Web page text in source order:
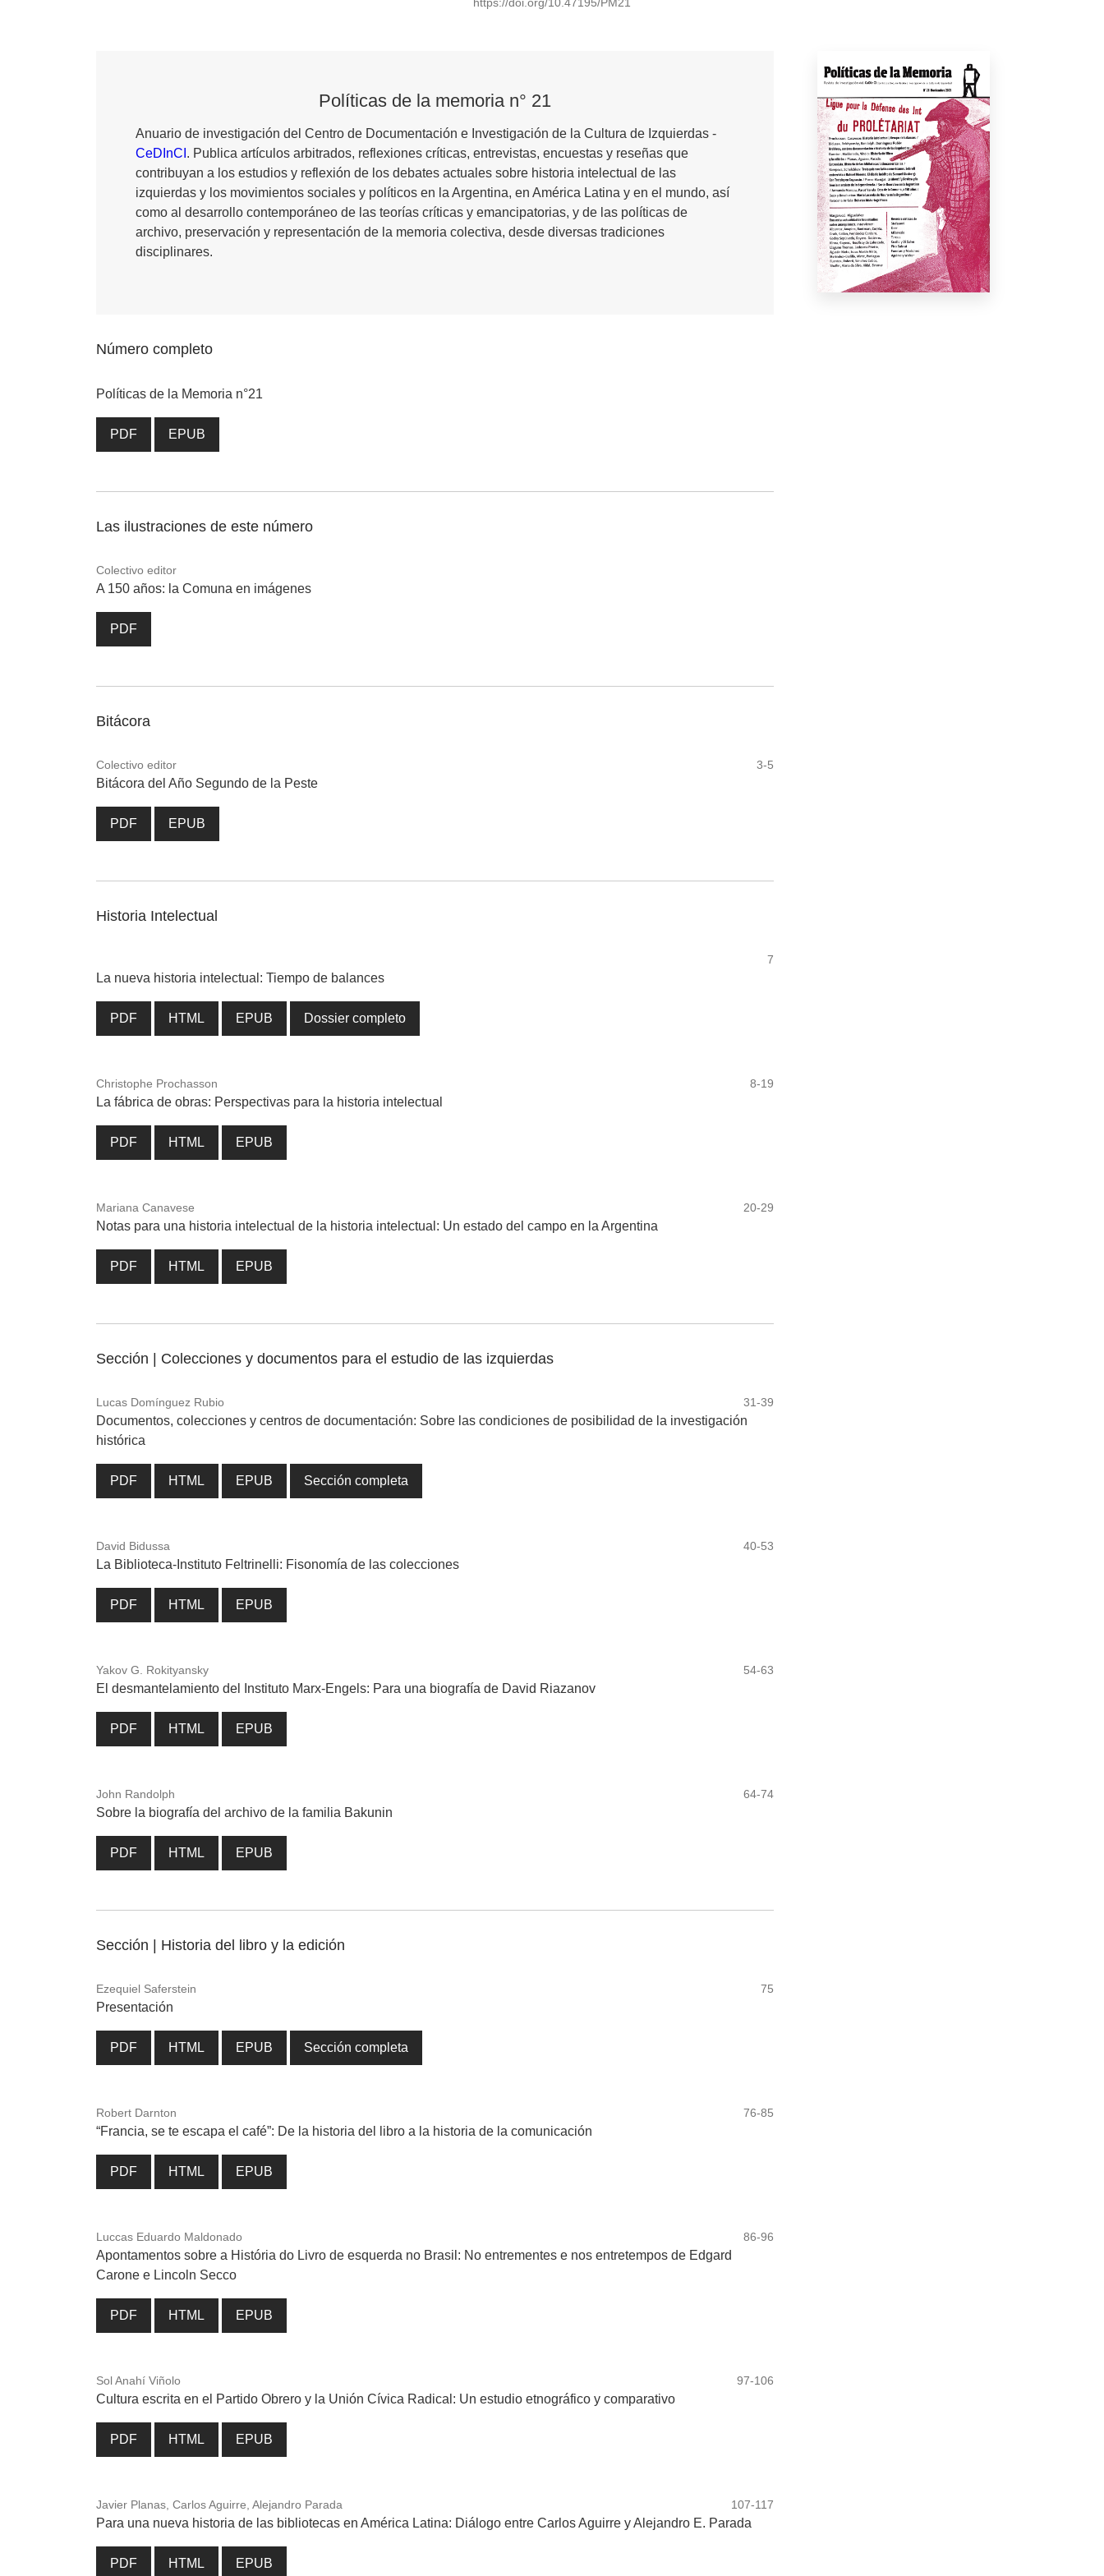
Políticas de la memoria n° 21
Anuario de investigación del Centro de Documentación e Investigación de la Cultura de Izquierdas -
CeDInCI . Publica artículos arbitrados, reflexiones críticas, entrevistas, encuestas y reseñas que
contribuyan a los estudios y reflexión de los debates actuales sobre historia intelectual de las
izquierdas y los movimientos sociales y políticos en la Argentina, en América Latina y en el mundo, así
como al desarrollo contemporáneo de las teorías críticas y emancipatorias, y de las políticas de
archivo, preservación y representación de la memoria colectiva, desde diversas tradiciones
disciplinares.
Número completo
Políticas de la Memoria n°21
PDF EPUB
Las ilustraciones de este número
Colectivo editor
A 150 años: la Comuna en imágenes
PDF
Bitácora
Colectivo editor 3-5
Bitácora del Año Segundo de la Peste
PDF EPUB
Historia Intelectual
7
La nueva historia intelectual: Tiempo de balances
PDF HTML EPUB Dossier completo
Christophe Prochasson 8-19
La fábrica de obras: Perspectivas para la historia intelectual
PDF HTML EPUB
Mariana Canavese 20-29
Notas para una historia intelectual de la historia intelectual: Un estado del campo en la Argentina
PDF HTML EPUB
Sección | Colecciones y documentos para el estudio de las izquierdas
Lucas Domínguez Rubio 31-39
Documentos, colecciones y centros de documentación: Sobre las condiciones de posibilidad de la investigación
histórica
PDF HTML EPUB Sección completa
David Bidussa 40-53
La Biblioteca-Instituto Feltrinelli: Fisonomía de las colecciones
PDF HTML EPUB
Yakov G. Rokityansky 54-63
El desmantelamiento del Instituto Marx-Engels: Para una biografía de David Riazanov
PDF HTML EPUB
John Randolph 64-74
Sobre la biografía del archivo de la familia Bakunin
PDF HTML EPUB
Sección | Historia del libro y la edición
Ezequiel Saferstein 75
Presentación
PDF HTML EPUB Sección completa
Robert Darnton 76-85
“Francia, se te escapa el café”: De la historia del libro a la historia de la comunicación
PDF HTML EPUB
Luccas Eduardo Maldonado 86-96
Apontamentos sobre a História do Livro de esquerda no Brasil: No entrementes e nos entretempos de Edgard
Carone e Lincoln Secco
PDF HTML EPUB
Sol Anahí Viñolo 97-106
Cultura escrita en el Partido Obrero y la Unión Cívica Radical: Un estudio etnográfico y comparativo
PDF HTML EPUB
Javier Planas, Carlos Aguirre, Alejandro Parada 107-117
Para una nueva historia de las bibliotecas en América Latina: Diálogo entre Carlos Aguirre y Alejandro E. Parada
PDF HTML EPUB